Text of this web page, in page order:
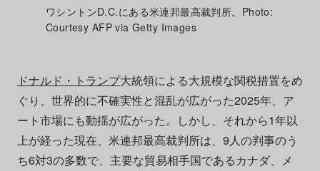
ワシントンD.C.にある米連邦最高裁判所。Photo:
Courtesy AFP via Getty Images
ドナルド・トランプ大統領による大規模な関税措置をめ
ぐり、世界的に不確実性と混乱が広がった2025年、ア
ート市場にも動揺が広がった。しかし、それから1年以
上が経った現在、米連邦最高裁判所は、9人の判事のう
ち6対3の多数で、主要な貿易相手国であるカナダ、メ